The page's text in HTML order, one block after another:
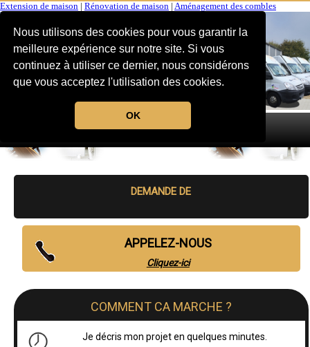
Nous utilisons des cookies pour vous garantir la
meilleure expérience sur notre site. Si vous
continuez à utiliser ce dernier, nous considérons
que vous acceptez l'utilisation des cookies.
OK
Extension de maison Rénovation de maison Aménagement des combles
MENU
DEMANDE DE
APPELEZ-NOUS
Cliquez-ici
COMMENT CA MARCHE ?
Je décris mon projet en quelques minutes.